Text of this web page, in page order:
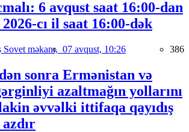
6 avqust saat 16:00-dan
cı il saat 16:00-dək
məkanı, 07 avqust, 10:26 386
sonra Ermənistan və
azaltmağın yollarını
əvvəlki ittifaqa qayıdış